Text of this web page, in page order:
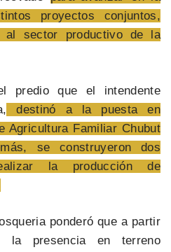
proyectos conjuntos,
al sector productivo de la
que el intendente
destinó a la puesta en
Agricultura Familiar Chubut
se construyeron dos
la producción de
ponderó que a partir
la presencia en terreno